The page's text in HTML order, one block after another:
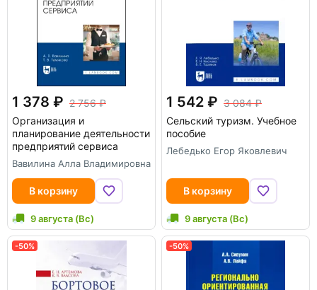
1 378
2 756
Организация и
планирование деятельности
предприятий сервиса
Вавилина Алла Владимировна
В корзину
9 августа (Вс)
1 542
3 084
Сельский туризм. Учебное
пособие
Лебедько Егор Яковлевич
В корзину
9 августа (Вс)
-50% -50%